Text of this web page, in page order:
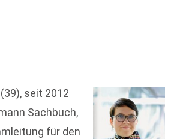
(39), seit 2012
Sachbuch,
für den